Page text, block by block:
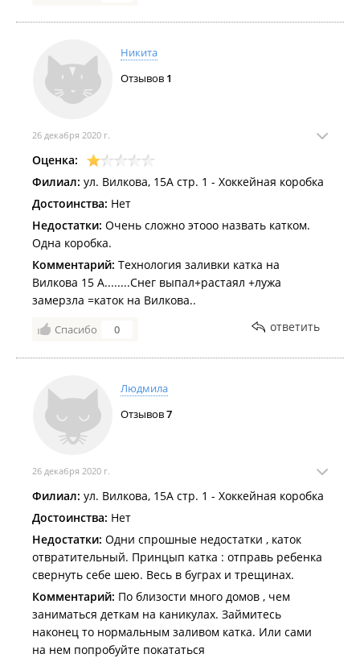
Никита
Отзывов 1
26 декабря 2020 г.
Оценка:
Филиал: ул. Вилкова, 15А стр. 1 - Хоккейная коробка
Достоинства: Нет
Недостатки: Очень сложно этооо назвать катком.
Одна коробка.
Комментарий: Технология заливки катка на
Вилкова 15 А........Снег выпал+растаял +лужа
замерзла =каток на Вилкова..
Спасибо 0 ответить
Людмила
Отзывов7
26 декабря 2020 г.
Филиал: ул. Вилкова, 15А стр. 1 - Хоккейная коробка
Достоинства: Нет
Недостатки: Одни спрошные недостатки , каток
отвратительный. Принцып катка : отправь ребенка
свернуть себе шею. Весь в буграх и трещинах.
Комментарий: По близости много домов , чем
заниматься деткам на каникулах. Займитесь
наконец то нормальным заливом катка. Или сами
на нем попробуйте покататься